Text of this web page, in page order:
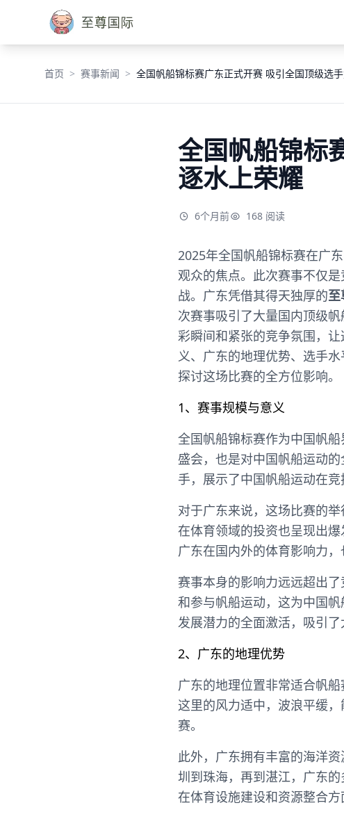
首页 赛事新闻 全国帆船锦标赛广东正式开赛 吸引全国顶级选
全国帆船锦标
逐水上荣耀
6个月前 168 阅读
2025年全国帆船锦标赛在广
观众的焦点。此次赛事不仅
战。广东凭借其得天独厚的至
次赛事吸引了大量国内顶级
彩瞬间和紧张的竞争氛围，
义、广东的地理优势、选手
探讨这场比赛的全方位影响。
1、赛事规模与意义
全国帆船锦标赛作为中国帆
盛会，也是对中国帆船运动
手，展示了中国帆船运动在竞
对于广东来说，这场比赛的
在体育领域的投资也呈现出
广东在国内外的体育影响力
赛事本身的影响力远远超出
和参与帆船运动，这为中国
发展潜力的全面激活，吸引
2、广东的地理优势
广东的地理位置非常适合帆
这里的风力适中，波浪平缓
赛。
此外，广东拥有丰富的海洋
圳到珠海，再到湛江，广东
在体育设施建设和资源整合方